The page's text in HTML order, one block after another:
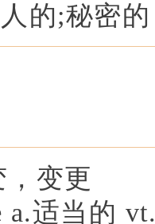
的;秘密的
变更
a.适当的